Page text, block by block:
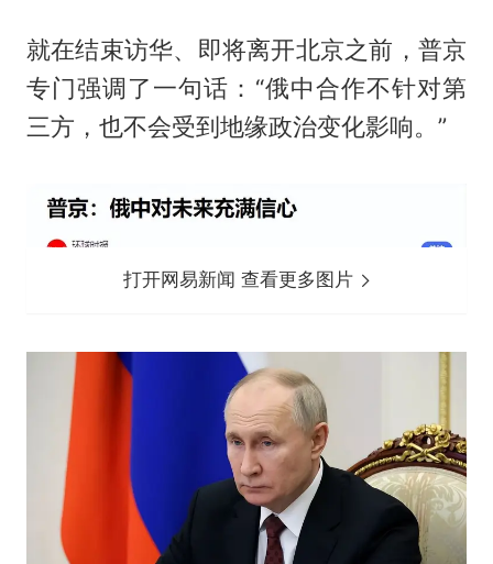
就在结束访华、即将离开北京之前，普京
专门强调了一句话：“俄中合作不针对第
三方，也不会受到地缘政治变化影响。”
打开网易新闻 查看更多图片